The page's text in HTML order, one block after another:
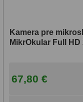
Kamera pre
MikrOkular Full HD
67,80 €